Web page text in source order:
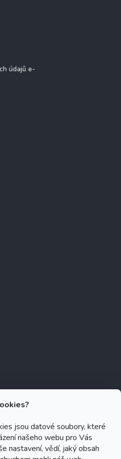
jsou datové soubory, které
našeho webu pro Vás
nastavení, vědí, jaký obsah
údajů e-
. Všechna práva vyhrazena.
Upravit
cookies